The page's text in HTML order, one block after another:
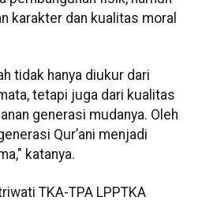
karakter dan kualitas moral
tidak hanya diukur dari
tetapi juga dari kualitas
generasi mudanya. Oleh
Qur’ani menjadi
katanya.
TKA-TPA LPPTKA